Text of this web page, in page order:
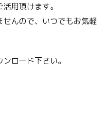
用頂けます。
んので、いつでもお気軽
ロード下さい。